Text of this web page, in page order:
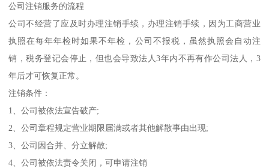
公司注销服务的流程
公司不经营了应及时办理注销手续，办理注销手续，因为工商营业
执照在每年年检时如果不年检，公司不报税，虽然执照会自动注
销，税务登记会停止，但也会导致法人3年内不再有作公司法人，3
年后才可恢复正常。
注销条件：
1、公司被依法宣告破产;
2、公司章程规定营业期限届满或者其他解散事由出现;
3、公司因合并、分立解散;
4、公司被依法责令关闭，可申请注销